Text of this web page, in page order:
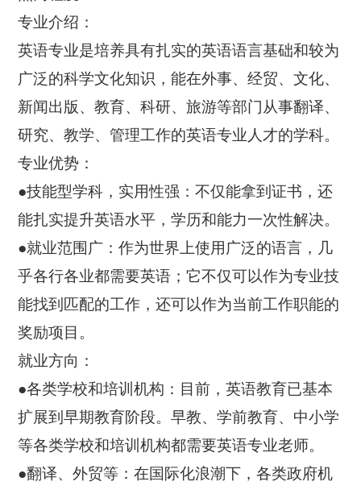
专业介绍：
英语专业是培养具有扎实的英语语言基础和较为
广泛的科学文化知识，能在外事、经贸、文化、
新闻出版、教育、科研、旅游等部门从事翻译、
研究、教学、管理工作的英语专业人才的学科。
专业优势：
●技能型学科，实用性强：不仅能拿到证书，还
能扎实提升英语水平，学历和能力一次性解决。
●就业范围广：作为世界上使用广泛的语言，几
乎各行各业都需要英语；它不仅可以作为专业技
能找到匹配的工作，还可以作为当前工作职能的
奖励项目。
就业方向：
●各类学校和培训机构：目前，英语教育已基本
扩展到早期教育阶段。早教、学前教育、中小学
等各类学校和培训机构都需要英语专业老师。
●翻译、外贸等：在国际化浪潮下，各类政府机